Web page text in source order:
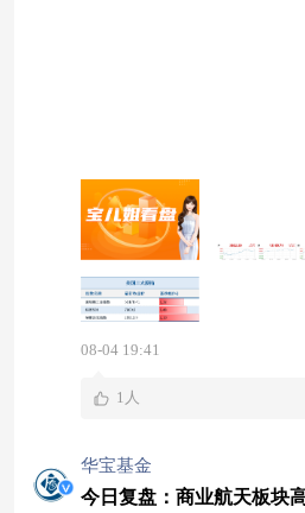
线走高，三大指数集体收
势。个股涨跌比为
月4日大盘指数走势 （数
08-04 19:41
1人
华宝基金
今日复盘：商业航天板块